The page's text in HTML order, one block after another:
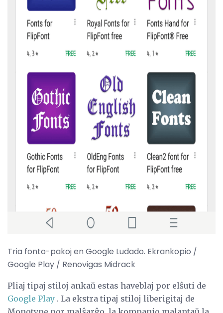
ad
Tria fonto-pakoj en Google Ludado. Ekrankopio /
Google Play / Renovigas Midrack
Pliaj tipaj stiloj ankaŭ estas haveblaj por elŝuti de
Google Play . La ekstra tipaj stiloj liberigitaj de